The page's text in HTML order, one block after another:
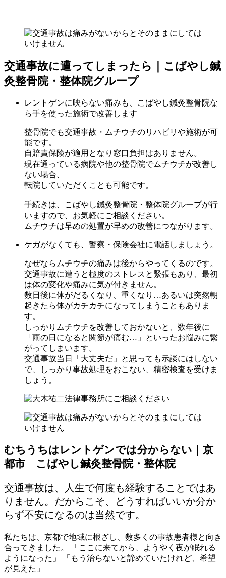
交通事故に遭ってしまったら｜こばやし鍼
灸整骨院・整体院グループ
レントゲンに映らない痛みも、こばやし鍼灸整骨院な
ら手を使った施術で改善します
整骨院でも交通事故・ムチウチのリハビリや施術が可
能です。
自賠責保険が適用となり窓口負担はありません。
現在通っている病院や他の整骨院でムチウチが改善し
ない場合、
転院していただくことも可能です。
手続きは、こばやし鍼灸整骨院・整体院グループが行
いますので、お気軽にご相談ください。
ムチウチは早めの処置が早めの改善につながります。
ケガがなくても、警察・保険会社に電話しましょう。
なぜならムチウチの痛みは後からやってくるのです。
交通事故に遭うと極度のストレスと緊張もあり、最初
は体の変化や痛みに気が付きません。
数日後に体がだるくなり、重くなり…あるいは突然朝
起きたら体がカチカチになってしまうこともありま
す。
しっかりムチウチを改善しておかないと、数年後に
「雨の日になると関節が痛む…」といったお悩みに繋
がってしまいます。
交通事故当日「大丈夫だ」と思っても示談にはしない
で、しっかり事故処理をおこない、精密検査を受けま
しょう。
むちうちはレントゲンでは分からない｜京
都市 こばやし鍼灸整骨院・整体院
交通事故は、人生で何度も経験することではあ
りません。だからこそ、どうすればいいか分か
らず不安になるのは当然です。
私たちは、京都で地域に根ざし、数多くの事故患者様と向き
合ってきました。 「ここに来てから、ようやく夜が眠れる
ようになった」 「もう治らないと諦めていたけれど、希望
が見えた」